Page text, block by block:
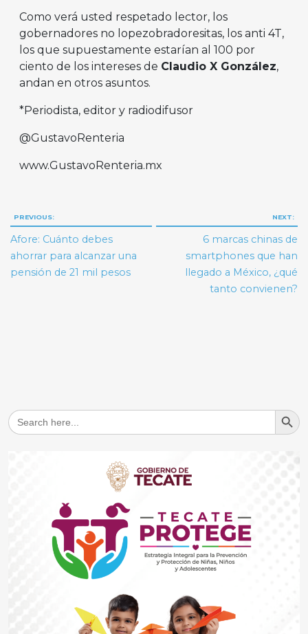
Como verá usted respetado lector, los
gobernadores no lopezobradoresitas, los anti 4T,
los que supuestamente estarían al 100 por
ciento de los intereses de Claudio X Gonzá lez,
andan en otros asuntos.
*Periodista, editor y radiodifusor
@GustavoRenteria
www.GustavoRenteria.mx
Navegación
de
entradas
PREVIOUS:
Afore: Cuánto debes
ahorrar para alcanzar una
pensión de 21 mil pesos
NEXT:
6 marcas chinas de
smartphones que han
llegado a México, ¿qué
tanto convienen?
Search
for:
Search